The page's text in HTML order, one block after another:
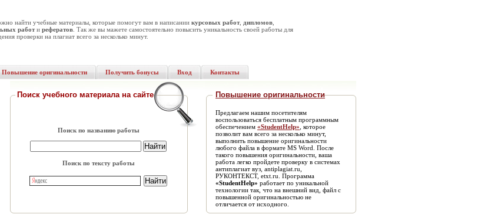
найти учебные материалы, которые помогут вам в написании курсовых работ, дипломов
работи рефератов . Так же вы мажете самостоятельно повысить уникальность своей работы для
проверки на плагиат всего за несколько минут.
Повышение оригинальности Получить бонусы Вход Контакты
Поиск учебного материала на сайте
Поиск по названию работы
Поиск по тексту работы
Повышение оригинальности
Предлагаем нашим посетителям
воспользоваться бесплатным программным
обеспечением «StudentHelp» , которое
позволит вам всего за несколько минут,
выполнить повышение оригинальности
любого файла в формате MS Word. После
такого повышения оригинальности, ваша
работа легко пройдете проверку в системах
антиплагиат вуз, antiplagiat.ru,
РУКОНТЕКСТ, etxt.ru. Программа
«StudentHelp» работает по уникальной
технологии так, что на внешний вид, файл с
повышенной оригинальностью не
отличается от исходного.